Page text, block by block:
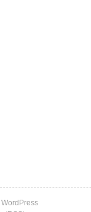
WordPress